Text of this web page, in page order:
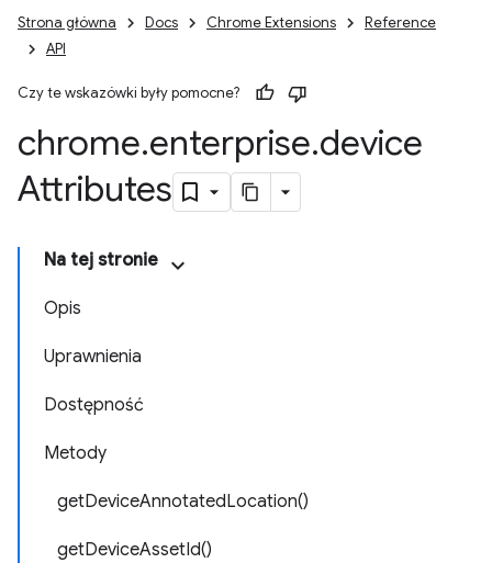
Strona główna Docs Chrome Extensions
Reference
API
Czy te wskazówki były pomocne?
chrome.enterprise.device
Attributes
Na tej stronie
Opis
Uprawnienia
Dostępność
Metody
getDeviceAnnotatedLocation()
getDeviceAssetId()